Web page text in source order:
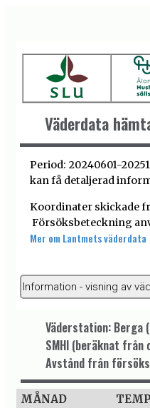
Väderdata
Period: 20240601-
kan få detaljerad
Koordinater skickade
Försöksbeteckning
Mer om Lantmets väderdata
Information - visning av
Väderstation: Berga
SMHI (beräknat från
Avstånd från
MÅNAD